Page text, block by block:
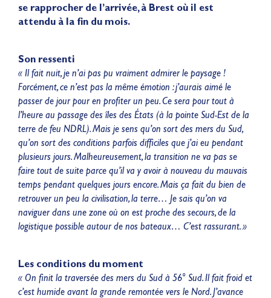
se rapprocher de l’arrivée, à Brest où il est
attendu à la fin du mois.
Son ressenti
« Il fait nuit, je n’ai pas pu vraiment admirer le paysage !
Forcément, ce n’est pas la même émotion : j’aurais aimé le
passer de jour pour en profiter un peu. Ce sera pour tout à
l’heure au passage des îles des États (à la pointe Sud-Est de la
terre de feu NDRL). Mais je sens qu’on sort des mers du Sud,
qu’on sort des conditions parfois difficiles que j’ai eu pendant
plusieurs jours. Malheureusement, la transition ne va pas se
faire tout de suite parce qu’il va y avoir à nouveau du mauvais
temps pendant quelques jours encore. Mais ça fait du bien de
retrouver un peu la civilisation, la terre… Je sais qu’on va
naviguer dans une zone où on est proche des secours, de la
logistique possible autour de nos bateaux… C’est rassurant. »
Les conditions du moment
« On finit la traversée des mers du Sud à 56° Sud. Il fait froid et
c’est humide avant la grande remontée vers le Nord. J’avance